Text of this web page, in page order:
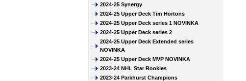
2024-25 Synergy
2024-25 Upper Deck Tim Hortons
2024-25 Upper Deck series 1 NOVINKA
2024-25 Upper Deck series 2
2024-25 Upper Deck Extended series
NOVINKA
2024-25 Upper Deck MVP NOVINKA
2023-24 NHL Star Rookies
2023-24 Parkhurst Champions